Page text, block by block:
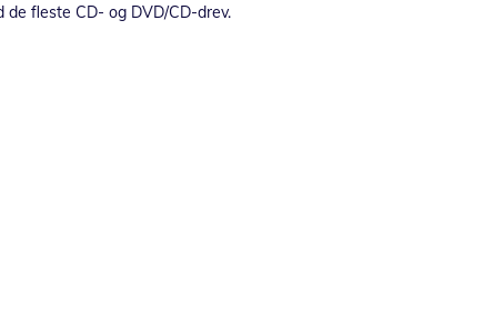
fleste CD- og DVD/CD-drev.